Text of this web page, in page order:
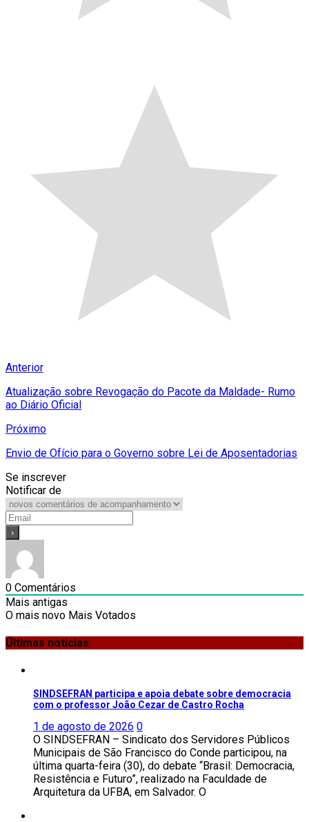
Anterior
Atualização sobre Revogação do Pacote da Maldade- Rumo
ao Diário Oficial
Próximo
Envio de Ofício para o Governo sobre Lei de Aposentadorias
Se inscrever
Notificar de
0 Comentários
Mais antigas
O mais novo Mais Votados
Últimas noticias
SINDSEFRAN participa e apoia debate sobre democracia
com o professor João Cezar de Castro Rocha
1 de agosto de 2026 0
O SINDSEFRAN – Sindicato dos Servidores Públicos
Municipais de São Francisco do Conde participou, na
última quarta-feira (30), do debate “Brasil: Democracia,
Resistência e Futuro”, realizado na Faculdade de
Arquitetura da UFBA, em Salvador. O